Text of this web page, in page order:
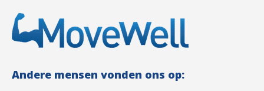
Andere mensen vonden ons op: